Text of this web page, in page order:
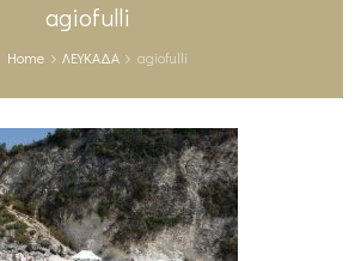
agiofulli
Home ΛΕΥΚΑΔΑ agiofulli